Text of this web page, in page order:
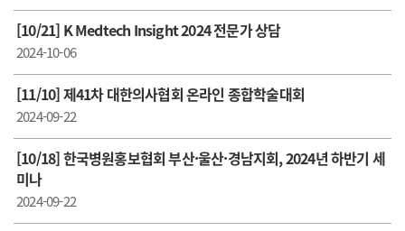
[10/21] K Medtech Insight 2024 전문가 상담
2024-10-06
[11/10] 제41차 대한의사협회 온라인 종합학술대회
2024-09-22
[10/18] 한국병원홍보협회 부산·울산·경남지회, 2024년 하반기 세
미나
2024-09-22